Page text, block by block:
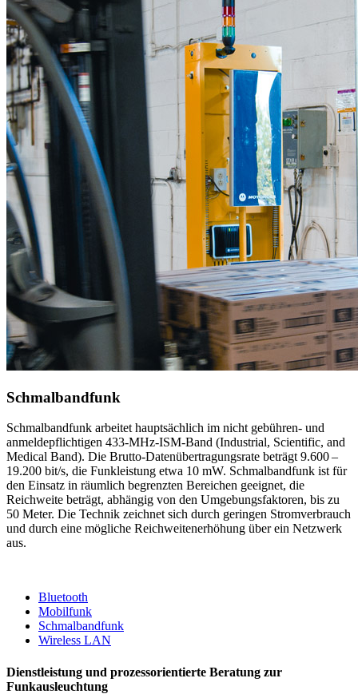
Schmalbandfunk
Schmalbandfunk arbeitet hauptsächlich im nicht gebühren- und
anmeldepflichtigen 433-MHz-ISM-Band (Industrial, Scientific, and
Medical Band). Die Brutto-Datenübertragungsrate beträgt 9.600 –
19.200 bit/s, die Funkleistung etwa 10 mW. Schmalbandfunk ist für
den Einsatz in räumlich begrenzten Bereichen geeignet, die
Reichweite beträgt, abhängig von den Umgebungsfaktoren, bis zu
50 Meter. Die Technik zeichnet sich durch geringen Stromverbrauch
und durch eine mögliche Reichweitenerhöhung über ein Netzwerk
aus.
Bluetooth
Mobilfunk
Schmalbandfunk
Wireless LAN
Dienstleistung und prozessorientierte Beratung zur
Funkausleuchtung